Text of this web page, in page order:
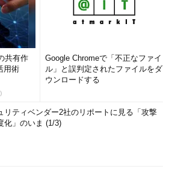
共有作
用術
Google Chromeで「不正なファイ
ル」と誤判定されたファイルをダ
ウンロードする
リティベンダー2社のリポートに見る「攻撃
化」のいま (1/3)